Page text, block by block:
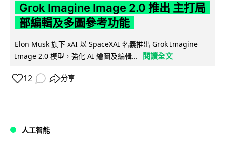
Grok Imagine Image 2.0 推出 主打局
部編輯及多圖參考功能
Elon Musk 旗下 xAI 以 SpaceXAI 名義推出 Grok Imagine
Image 2.0 模型，強化 AI 繪圖及編輯...
閱讀全文
12 分享
人工智能